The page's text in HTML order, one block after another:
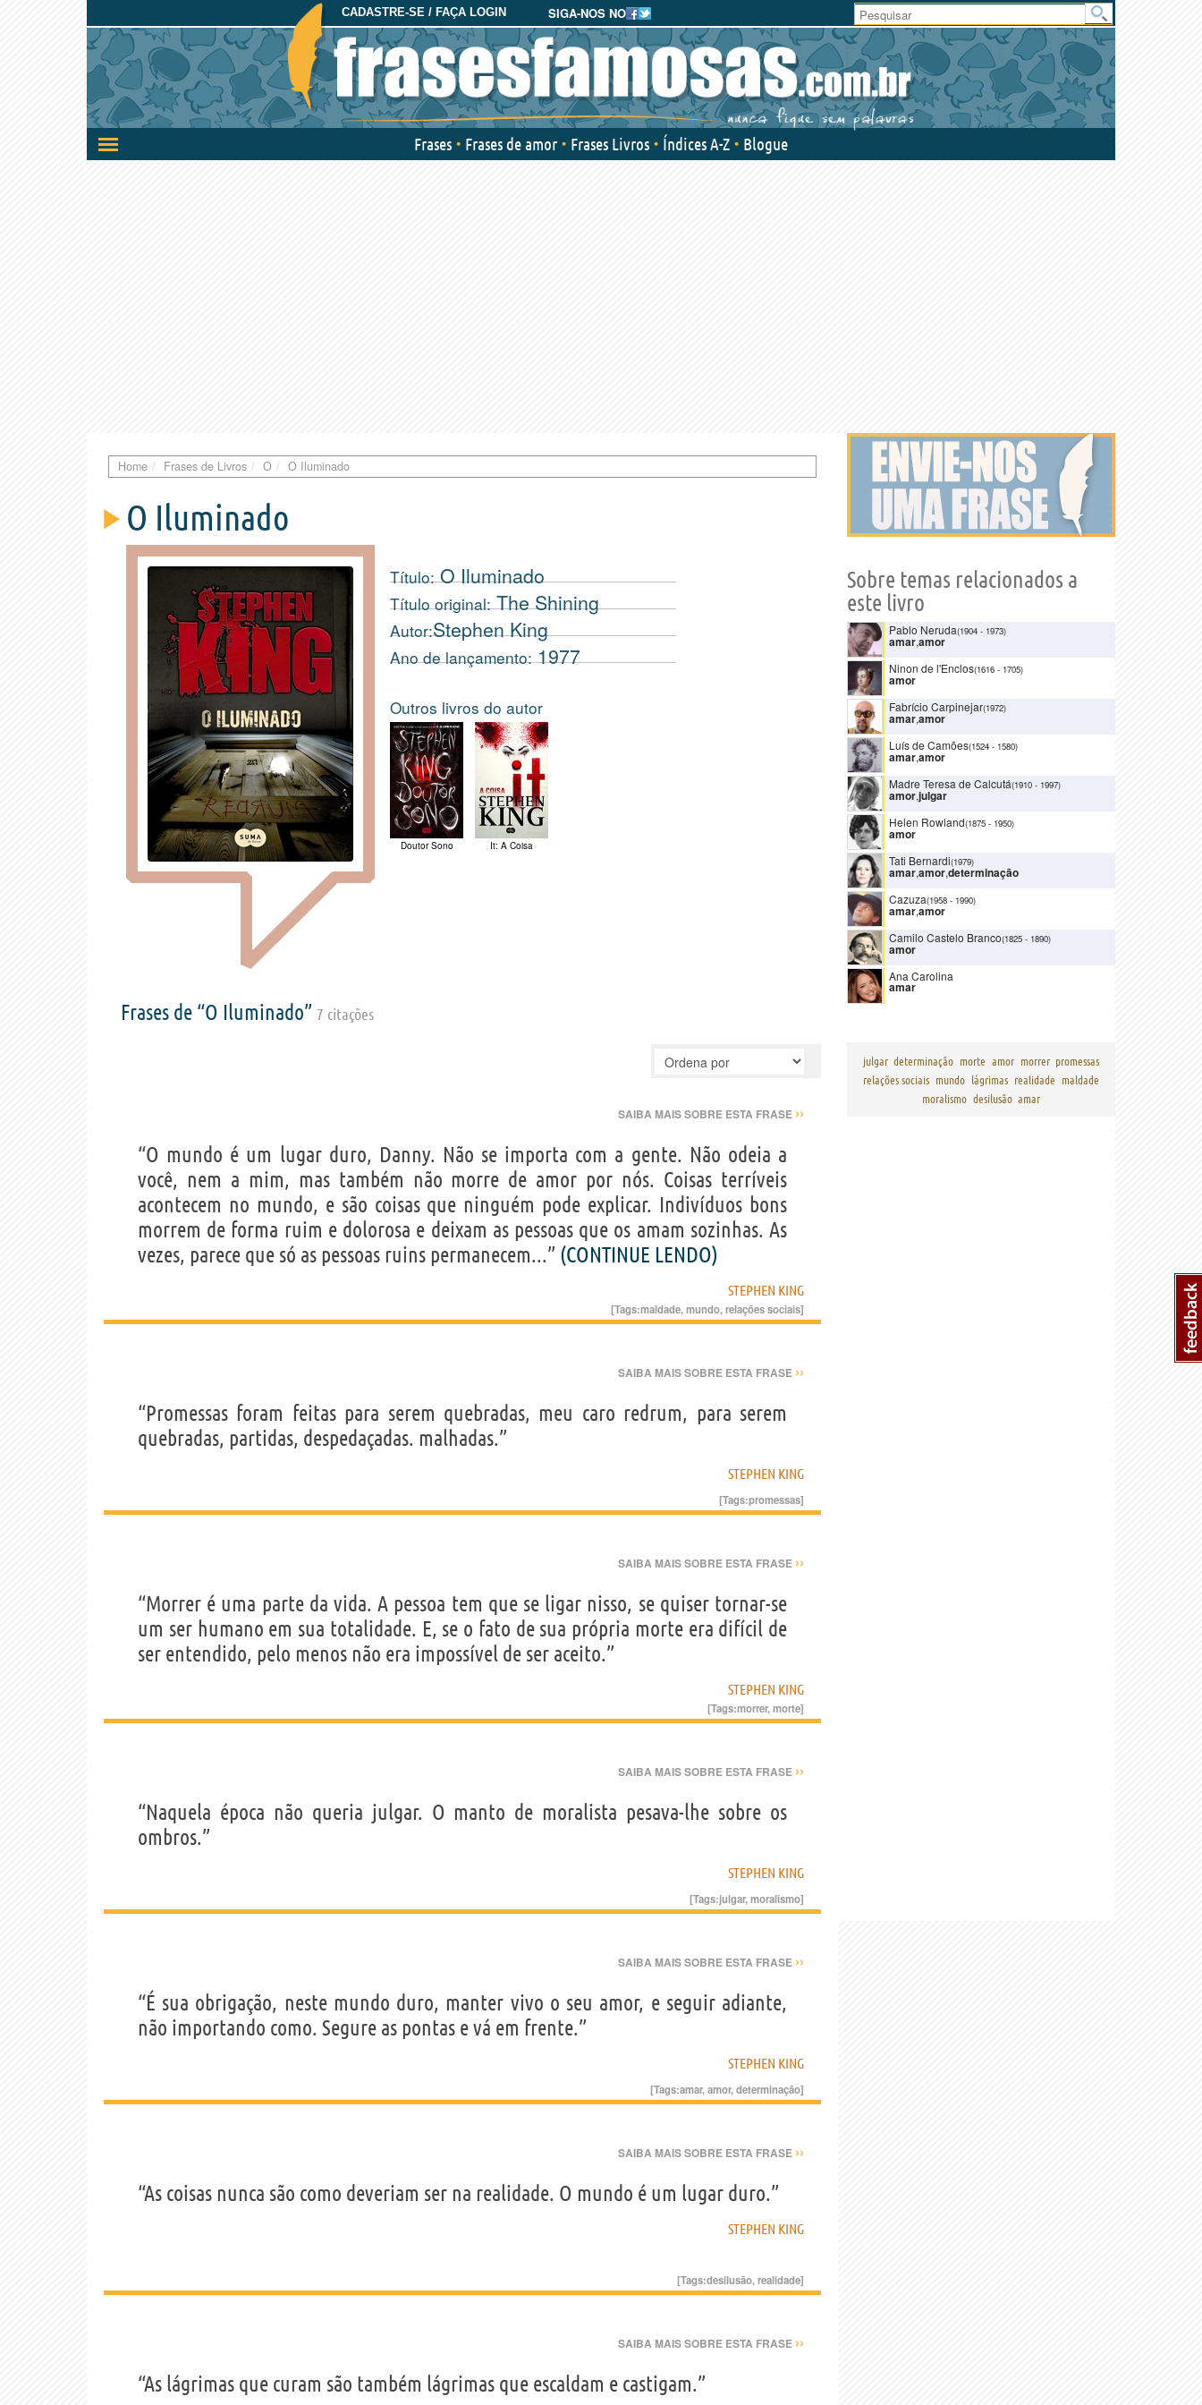
SIGA-NOS NO
CADASTRE-SE / FAÇA LOGIN
Ativar/desativar
a
Área
do
Usuário
Frases Frases de amor Frases Livros Índices A-Z Blogue
Home Frases de Livros O O Iluminado
O Iluminado
Título:O Iluminado
Título original:The Shining
Autor:Stephen King
Ano de lançamento:1977
Outros livros do autor
Doutor Sono It: A Coisa
Frases de “O Iluminado” 7 citações
SAIBA MAIS SOBRE ESTA FRASE ››
“O mundo é um lugar duro, Danny. Não se importa com a gente. Não odeia a
você, nem a mim, mas também não morre de amor por nós. Coisas terríveis
acontecem no mundo, e são coisas que ninguém pode explicar. Indivíduos bons
morrem de forma ruim e dolorosa e deixam as pessoas que os amam sozinhas. As
vezes, parece que só as pessoas ruins permanecem...” (CONTINUE LENDO)
STEPHEN KING
[Tags:maldade,mundo,relações sociais]
SAIBA MAIS SOBRE ESTA FRASE ››
“Promessas foram feitas para serem quebradas, meu caro redrum, para serem
quebradas, partidas, despedaçadas. malhadas.”
STEPHEN KING
[Tags:promessas]
SAIBA MAIS SOBRE ESTA FRASE ››
“Morrer é uma parte da vida. A pessoa tem que se ligar nisso, se quiser tornar-se
um ser humano em sua totalidade. E, se o fato de sua própria morte era difícil de
ser entendido, pelo menos não era impossível de ser aceito.”
STEPHEN KING
[Tags:morrer,morte]
SAIBA MAIS SOBRE ESTA FRASE ››
“Naquela época não queria julgar. O manto de moralista pesava-lhe sobre os
ombros.”
STEPHEN KING
[Tags:julgar,moralismo]
SAIBA MAIS SOBRE ESTA FRASE ››
“É sua obrigação, neste mundo duro, manter vivo o seu amor, e seguir adiante,
não importando como. Segure as pontas e vá em frente.”
STEPHEN KING
[Tags:amar,amor,determinação]
SAIBA MAIS SOBRE ESTA FRASE ››
“As coisas nunca são como deveriam ser na realidade. O mundo é um lugar duro.”
STEPHEN KING
[Tags:desilusão,realidade]
SAIBA MAIS SOBRE ESTA FRASE ››
“As lágrimas que curam são também lágrimas que escaldam e castigam.”
Sobre temas relacionados a
este livro
Pablo Neruda(1904 - 1973)
amar,amor
Ninon de l'Enclos(1616 - 1705)
amor
Fabrício Carpinejar(1972)
amar,amor
Luís de Camões(1524 - 1580)
amar,amor
Madre Teresa de Calcutá(1910 - 1997)
amor,julgar
Helen Rowland(1875 - 1950)
amor
Tati Bernardi(1979)
amar,amor,determinação
Cazuza(1958 - 1990)
amar,amor
Camilo Castelo Branco(1825 - 1890)
amor
Ana Carolina
amar
julgar determinação morte amor morrer promessas
relações sociais mundo lágrimas realidade
maldade
moralismo desilusão amar